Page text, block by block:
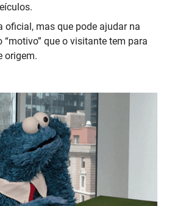
oficial, mas que pode ajudar na
“motivo” que o visitante tem para
origem.